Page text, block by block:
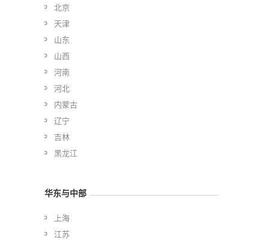
北京
天津
山东
山西
河南
河北
内蒙古
辽宁
吉林
黑龙江
华东与中部
上海
江苏